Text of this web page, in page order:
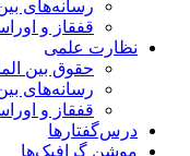
رسانه‌های
قفقاز و
نظارت علمی
حقوق بین
رسانه‌های
قفقاز و
درس‌گفتارها
موشن گرافیک‌ها